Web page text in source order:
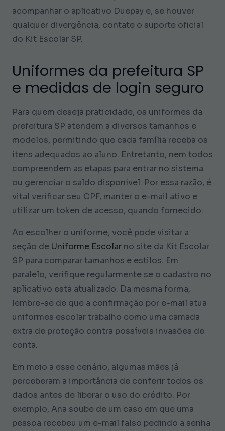
acompanhar o aplicativo Duepay e, se houver
qualquer divergência, contate o suporte oficial
do Kit Escolar SP.
Uniformes da prefeitura SP
e medidas de login seguro
Para quem deseja praticidade, os uniformes da
prefeitura SP atendem a diversos tamanhos e
modelos, permitindo que cada família receba os
itens adequados ao aluno. Entretanto, nem todos
compreendem as etapas para entrar no sistema
ou gerenciar o saldo disponível. Por essa razão, é
vital verificar seu CPF, manter o e-mail ativo e
utilizar um token de acesso, quando fornecido.
Ao escolher o uniforme, você pode visitar a
seção de Uniforme Escolar no site da Kit Escolar
SP para comparar tamanhos e estilos. Em
paralelo, verifique regularmente se o cadastro no
aplicativo está atualizado. Da mesma forma,
lembre-se de que a confirmação por e-mail atua
uniformes escolar trabalho como uma camada
extra de proteção contra possíveis invasões de
conta.
Em meio a esse cenário, algumas mães já
perceberam a importância de conferir todos os
dados antes de liberar o uso do crédito. Por
exemplo, Ana soube de um caso em que uma
pessoa recebeu um e-mail falso pedindo a senha